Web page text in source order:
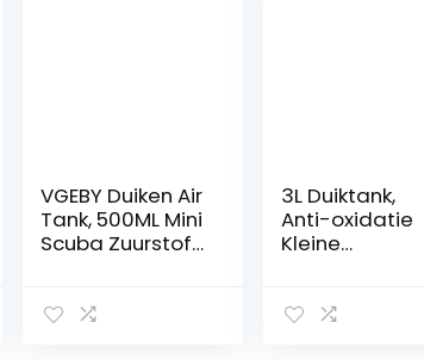
VGEBY Duiken Air
Tank, 500ML Mini
Scuba Zuurstof
Ademhalingsap
3L Duiktank,
Anti-oxidatie
Kleine
Hogedruk